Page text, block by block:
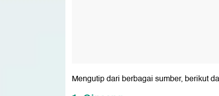
Mengutip dari berbagai sumber, berikut